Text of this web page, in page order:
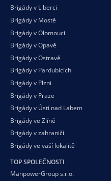
Brigády v Liberci
Brigády v Mostě
Brigády v Olomouci
Brigády v Opavě
Brigády v Ostravě
Brigády v Pardubicích
Brigády v Plzni
Brigády v Praze
Brigády v Ústí nad Labem
Brigády ve Zlíně
Brigády v zahraničí
Brigády ve vaší lokalitě
TOP SPOLEČNOSTI
ManpowerGroup s.r.o.